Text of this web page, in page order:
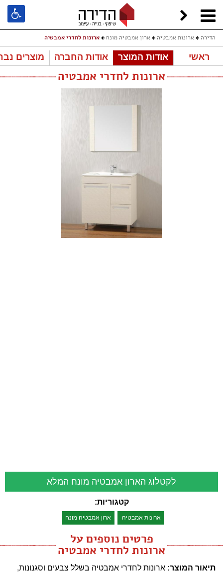
הדירה ארונות אמבטיה ארון אמבטיה מונח ארונות לחדרי אמבטיה
ראשי אודות המוצר אודות החברה מוצרים
ארונות לחדרי אמבטיה
לקטלוג הארון אמבטיה מונח המלא
קטגוריות:
ארונות אמבטיה ארון אמבטיה מונח
פרטים נוספים על
ארונות לחדרי אמבטיה
תיאור המוצר: ארונות לחדרי אמבטיה בשלל צבעים וסגנונות,